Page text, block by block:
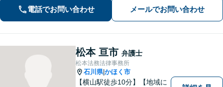
電話でお問い合わせ メールでお問い合わせ
松本 亘市 弁護士
松本法務法律事務所
石川県|かほく市
【横山駅徒歩10分】【地域に